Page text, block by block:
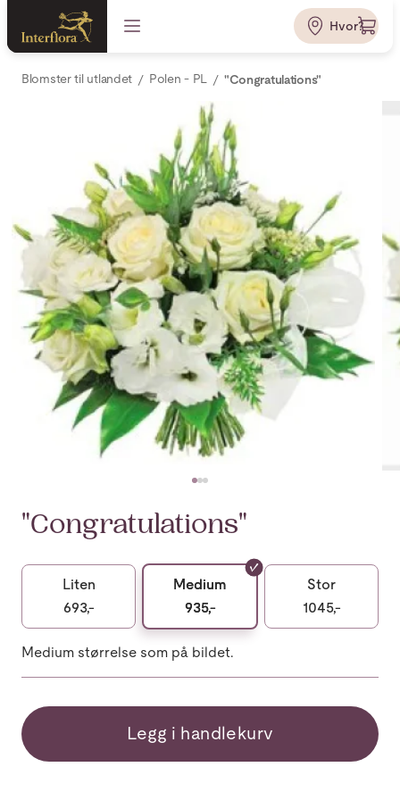
Hvor?
Blomster til utlandet Polen - PL "Congratulations"
"Congratulations"
Liten
693,-
Medium
935,-
Stor
1045,-
Medium størrelse som på bildet.
Legg i handlekurv